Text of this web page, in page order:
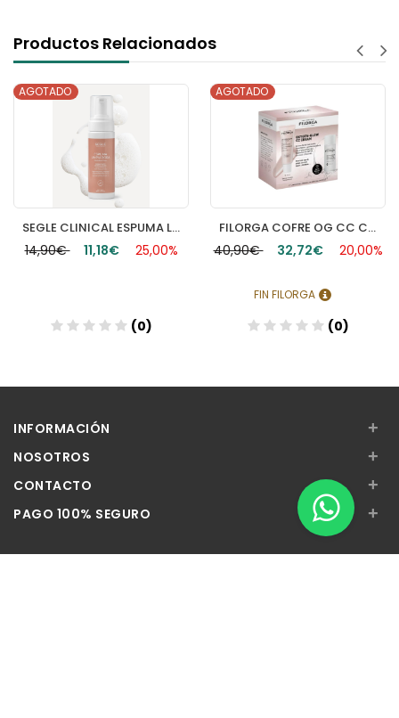
Productos Relacionados
SEGLE CLINICAL ESPUMA LIMPIADORA 1 ENVASE 150 ML
14,90€ 11,18€
AGOTADO
25,00%
(0)
FILORGA COFRE OG CC CREAM
40,90€ 32,72€
AGOTADO
20,00%
FIN FILORGA
(0)
INFORMACIÓN +
NOSOTROS +
CONTACTO +
PAGO 100% SEGURO +